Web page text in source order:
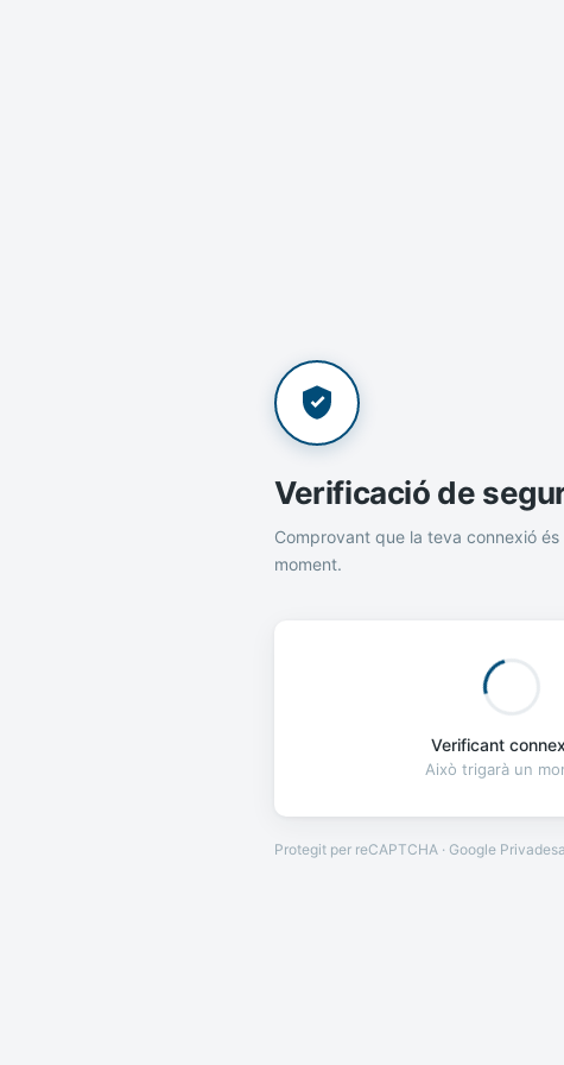
Verificació de
Comprovant que la teva connexió és
moment.
Verificant
Això trigarà un
Protegit per reCAPTCHA · Google Privadesa